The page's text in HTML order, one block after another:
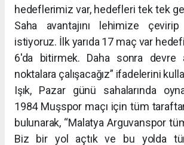
hedeflerimiz var, hedefleri tek tek
Saha avantajını lehimize
istiyoruz. İlk yarıda 17 maç var
6'da bitirmek. Daha sonra devre
noktalara çalışacağız” ifadelerini
Işık, Pazar günü sahalarında
1984 Muşspor maçı için tüm
bulunarak, “Malatya Arguvanspor
Biz bir yol açtık ve bu yolda